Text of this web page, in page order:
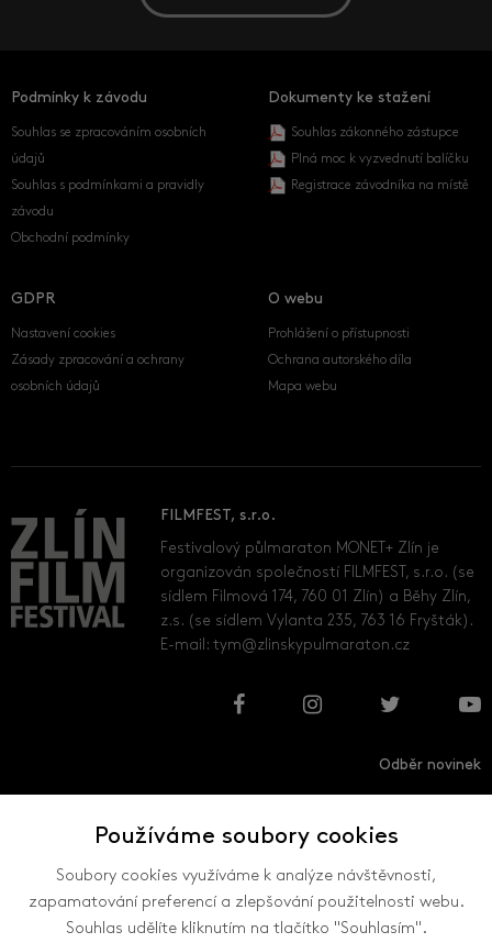
Podmínky k závodu
Souhlas se zpracováním osobních
údajů
Souhlas s podmínkami a pravidly
závodu
Obchodní podmínky
Dokumenty ke stažení
Souhlas zákonného zástupce
Plná moc k vyzvednutí balíčku
Registrace závodníka na místě
GDPR
Nastavení cookies
Zásady zpracování a ochrany
osobních údajů
O webu
Prohlášení o přístupnosti
Ochrana autorského díla
Mapa webu
FILMFEST, s.r.o.
Festivalový půlmaraton MONET+ Zlín je
organizován společností FILMFEST, s.r.o. (se
sídlem Filmová 174, 760 01 Zlín) a Běhy Zlín,
z.s. (se sídlem Vylanta 235, 763 16 Fryšták).
E-mail:tym@zlinskypulmaraton.cz
Odběr novinek
Používáme soubory cookies
Soubory cookies využíváme k analýze návštěvnosti,
zapamatování preferencí a zlepšování použitelnosti webu.
Souhlas udělíte kliknutím na tlačítko "Souhlasím".